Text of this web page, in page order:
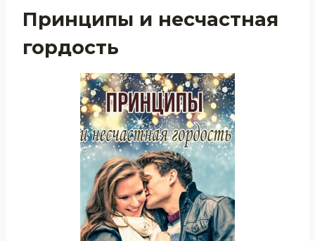
Принципы и несчастная
гордость